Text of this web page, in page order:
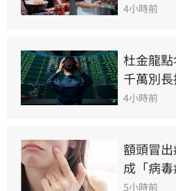
4小時前
杜金龍點
千萬別
4小時前
額頭冒
成「病毒
5小時前